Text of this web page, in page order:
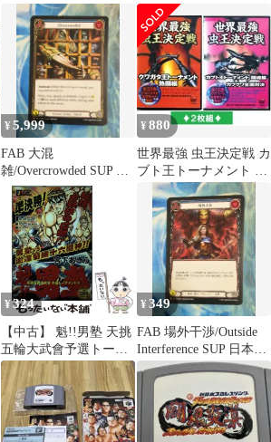
の乱!!【新品未開封】
（棚３８）
バスルッテン
¥5,999
FAB 大混
雑/Overcrowded SUP 英
語版
¥880
世界最強 虫王決定戦 カ
ブト王トーナメント 闘
魂編 熱闘編DVD2本組
¥ 324
【中古】 魁!!男塾 天挑
五輪大武會予選トーナ
メント 2 (SHUEISHA
JUMP REMIX) / 宮下あ
きら / 集英社
¥349
FAB 場外干渉/Outside
Interference SUP 日本語
版